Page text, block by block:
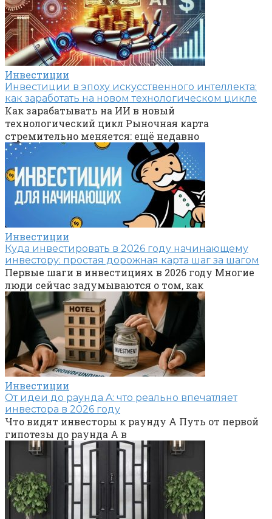
Инвестиции
Инвестиции в эпоху искусственного интеллекта:
как заработать на новом технологическом цикле
Как зарабатывать на ИИ в новый
технологический цикл Рыночная карта
стремительно меняется: ещё недавно
Инвестиции
Куда инвестировать в 2026 году начинающему
инвестору: простая дорожная карта шаг за шагом
Первые шаги в инвестициях в 2026 году Многие
люди сейчас задумываются о том, как
Инвестиции
От идеи до раунда A: что реально впечатляет
инвестора в 2026 году
Что видят инвесторы к раунду A Путь от первой
гипотезы до раунда A в